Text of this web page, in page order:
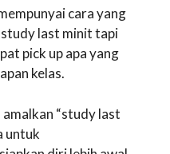
cara yang
last minit tapi
pick up apa yang
kelas.
“study last
untuk